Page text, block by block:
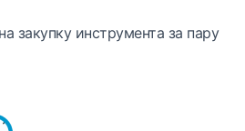
закупку инструмента за пару